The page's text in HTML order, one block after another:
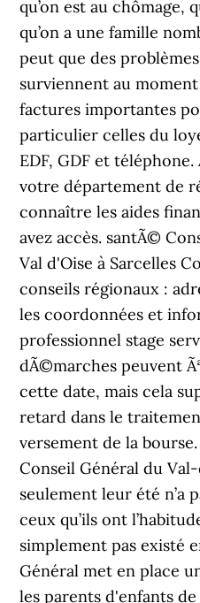
qu’on est au chômage,
qu’on a une famille
peut que des
surviennent au
factures importantes
particulier celles du
EDF, GDF et
votre département de
connaître les aides
avez accès. santÃ©
Val d'Oise à Sarcelles
conseils régionaux :
les coordonnées et
professionnel stage
dÃ©marches peuvent
cette date, mais cela
retard dans le
versement de la
Conseil Général du
seulement leur été n’a
ceux qu’ils ont
simplement pas existé
Général met en place
les parents d'enfants